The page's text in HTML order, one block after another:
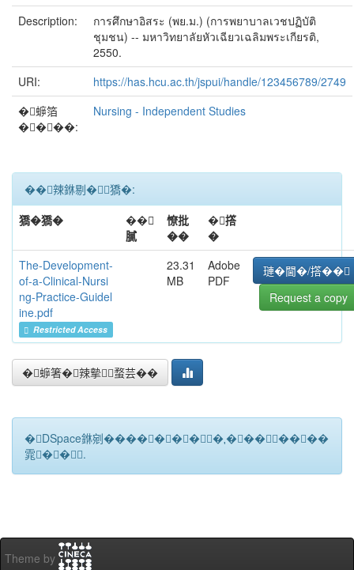
Description:
การศึกษาอิสระ (พย.ม.) (การพยาบาลเวชปฏิบัติ
ชุมชน) -- มหาวิทยาลัยหัวเฉียวเฉลิมพระเกียรติ,
2550.
URI:
https://has.hcu.ac.th/jspui/handle/123456789/2749
�蝷箔
����:
Nursing - Independent Studies
��辣銝剔�﹝獢�:
獢�獢�
��
膩
憭批
��
�撘
�
The-Development-
of-a-Clinical-Nursi
ng-Practice-Guidel
ine.pdf
Restricted Access
23.31
MB
Adobe
PDF
璉�閫�/撘��
Request a copy
�蝷箸�辣摰蝥芸��
�DSpace銝剜�������★��������
雿��.
Theme by